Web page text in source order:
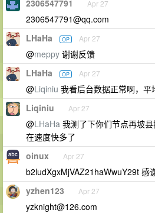
2306547791 Apr 27
2306547791@qq.com
LHaHa OP Apr 27
@meppy 谢谢反馈
LHaHa OP Apr 27
@Liqiniu 我看后台数据正常啊，平
Liqiniu Apr 27
@LHaHa 我测了下你们节点再坡
在速度快多了
oinux Apr 27
b2ludXgxMjVAZ21haWwuY29t 感
yzhen123 Apr 27
yzknight@126.com